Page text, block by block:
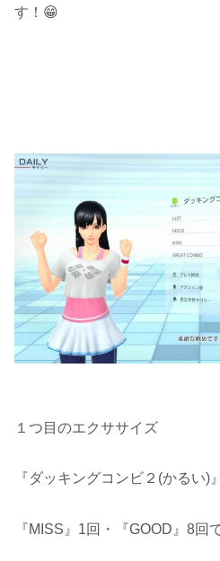
す！😁
１つ目のエクササイズ
『ダッキングコンビ２(かるい)
『MISS』1回・『GOOD』8回